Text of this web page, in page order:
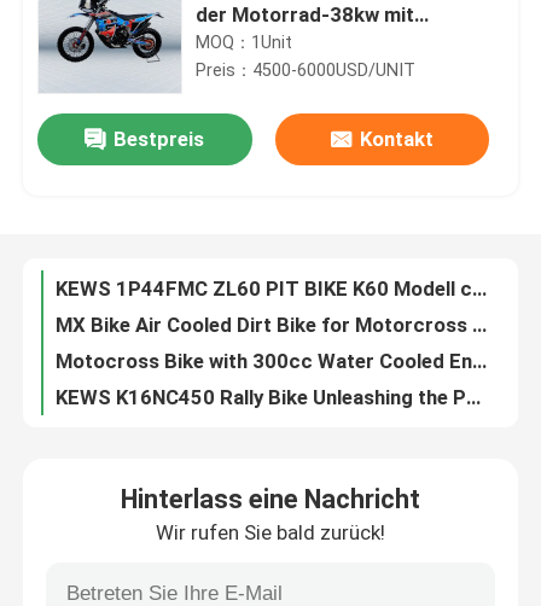
Über uns
Fabrik-Ausflug
Treten Sie mit uns in Verbindung
Bloggen
Zwei Anschlag Enduro-Motorräder
Sammlungs-Motorräder
der Motorrad-38kw mit
Vergaser und Efi Two Options
MOQ：1Unit
Preis：4500-6000USD/UNIT
Bestpreis Kontakt
KEWS Einzylinder MT 300cc Wassergekühlter 2-Takt-Motocross mit starker Leistung
KEWS 1P44FMC ZL60 PIT BIKE K60 Modell chinesische 60CC Motorrad Motorräder
MX Bike Air Cooled Dirt Bike for Motorcross MX Bikes MX Motorcycle Off Road Dirt Bike for Enduro KEWS Dirtbike
Motocross Bike with 300cc Water Cooled Enduro Bike for MX Supercross Adjustable Shock Trail Bike Enduro for Wheelie and Jump
KEWS K16NC450 Rally Bike Unleashing the Power for Extreme Terrain Precision Engineering in Professional Off-Road Racing
Hinterlass eine Nachricht
Wir rufen Sie bald zurück!